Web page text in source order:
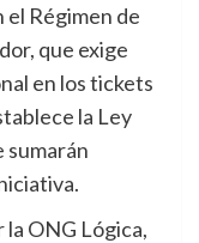
Régimen de
que exige
en los tickets
la Ley
sumarán
ONG Lógica,